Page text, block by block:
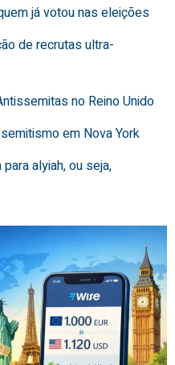
já votou nas eleições
de recrutas ultra-
no Reino Unido
em Nova York
alyiah, ou seja,